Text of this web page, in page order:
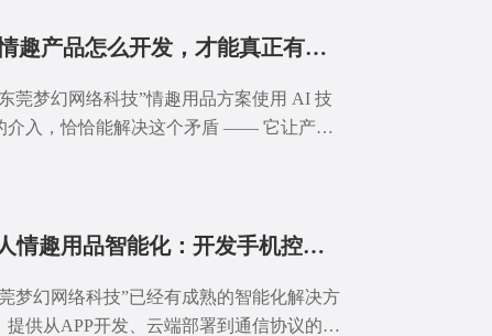
AI情趣产品怎么开发，才能真正有剧情、能聊天有差异？
莞梦幻网络科技”情趣用品方案使用 AI 技
介入，恰恰能解决这个矛盾 —— 它让产品
成人情趣用品智能化：开发手机控制、AI互动功能，到底要多久？
梦幻网络科技”已经有成熟的智能化解决方
提供从APP开发、云端部署到通信协议的全